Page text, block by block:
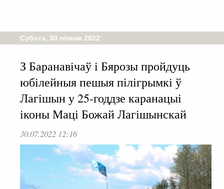
Субота, 30 ліпеня 2022
З Баранавічаў і Бярозы пройдуць
юбілейныя пешыя пілігрымкі ў
Лагішын у 25-годдзе каранацыі
іконы Маці Божай Лагішынскай
30.07.2022 12:16